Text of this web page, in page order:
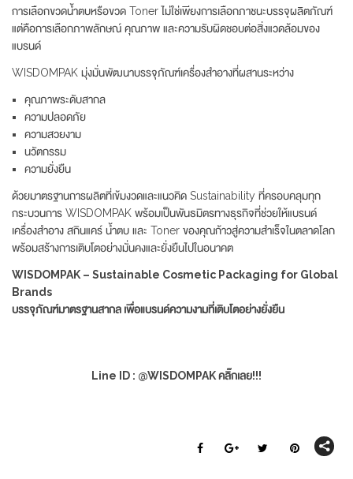
การเลือกขวดน้ำตบหรือขวด Toner ไม่ใช่เพียงการเลือกภาชนะบรรจุผลิตภัณฑ์
แต่คือการเลือกภาพลักษณ์ คุณภาพ และความรับผิดชอบต่อสิ่งแวดล้อมของ
แบรนด์
WISDOMPAK มุ่งมั่นพัฒนาบรรจุภัณฑ์เครื่องสำอางที่ผสานระหว่าง
คุณภาพระดับสากล
ความปลอดภัย
ความสวยงาม
นวัตกรรม
ความยั่งยืน
ด้วยมาตรฐานการผลิตที่เข้มงวดและแนวคิด Sustainability ที่ครอบคลุมทุก
กระบวนการ WISDOMPAK พร้อมเป็นพันธมิตรทางธุรกิจที่ช่วยให้แบรนด์
เครื่องสำอาง สกินแคร์ น้ำตบ และ Toner ของคุณก้าวสู่ความสำเร็จในตลาดโลก
พร้อมสร้างการเติบโตอย่างมั่นคงและยั่งยืนไปในอนาคต
WISDOMPAK – Sustainable Cosmetic Packaging for Global
Brands
บรรจุภัณฑ์มาตรฐานสากล เพื่อแบรนด์ความงามที่เติบโตอย่างยั่งยืน
Line ID : @WISDOMPAK คลิ๊กเลย!!!